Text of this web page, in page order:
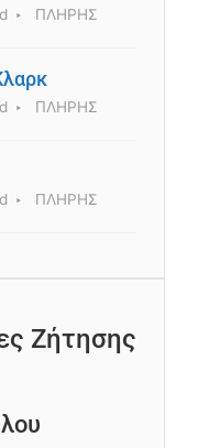
ΠΛΗΡΗΣ
ΠΛΗΡΗΣ
ΠΛΗΡΗΣ
Ζήτησης